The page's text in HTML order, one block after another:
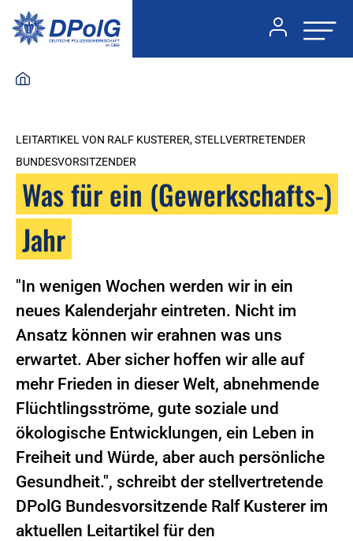
LEITARTIKEL VON RALF KUSTERER, STELLVERTRETENDER
BUNDESVORSITZENDER
Was für ein (Gewerkschafts-)
Jahr
"In wenigen Wochen werden wir in ein
neues Kalenderjahr eintreten. Nicht im
Ansatz können wir erahnen was uns
erwartet. Aber sicher hoffen wir alle auf
mehr Frieden in dieser Welt, abnehmende
Flüchtlingsströme, gute soziale und
ökologische Entwicklungen, ein Leben in
Freiheit und Würde, aber auch persönliche
Gesundheit.", schreibt der stellvertretende
DPolG Bundesvorsitzende Ralf Kusterer im
aktuellen Leitartikel für den